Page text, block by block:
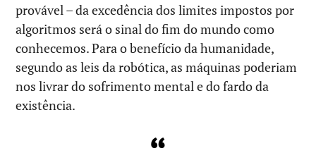
provável – da excedência dos limites impostos por
algoritmos será o sinal do fim do mundo como
conhecemos. Para o benefício da humanidade,
segundo as leis da robótica, as máquinas poderiam
nos livrar do sofrimento mental e do fardo da
existência.